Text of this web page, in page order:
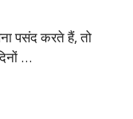
पसंद करते हैं, तो
…